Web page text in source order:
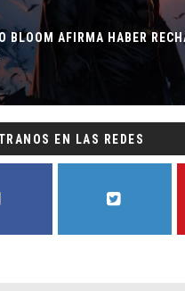
BLOOM AFIRMA HABER
EN LAS REDES